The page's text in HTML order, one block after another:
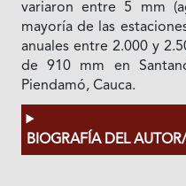
variaron entre 5 mm
mayoría de las
anuales entre 2.000 y
de 910 mm en
Piendamó, Cauca.
BIOGRAFÍA DEL